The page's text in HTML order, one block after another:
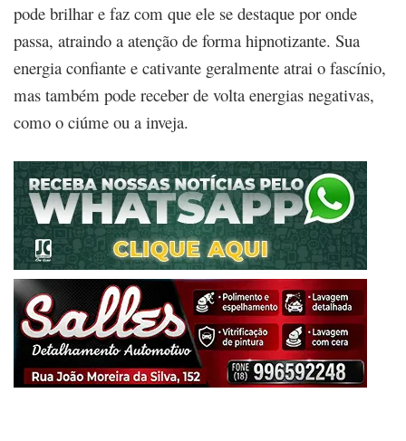
pode brilhar e faz com que ele se destaque por onde
passa, atraindo a atenção de forma hipnotizante. Sua
energia confiante e cativante geralmente atrai o fascínio,
mas também pode receber de volta energias negativas,
como o ciúme ou a inveja.